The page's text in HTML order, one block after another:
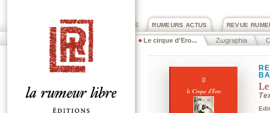
REVUE
RUMEURS ACTUS
PRIX ROGER DEXTRE
Le cirque d'Ero... Zωgraphia